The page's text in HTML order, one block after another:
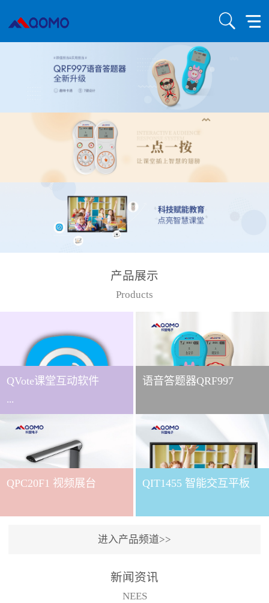
产品展示
Products
QVote课堂互动软件
...
下载QVote授课软件课堂互
动的质量直接影响教学效
果与学生参与度。作为
打造的互动授课软件，
QVote 以 “让每一堂课都充
功能与数据化教学分析，
语音答题器QRF997
QPC20F1 视频展台 QIT1455 智能交互平板
进入产品频道>>
新闻资讯
NEES